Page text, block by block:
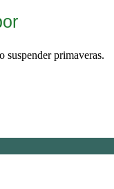
suspender primaveras.